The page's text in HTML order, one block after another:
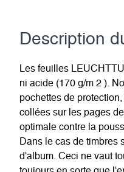
Description
Les feuilles
ni acide (170 g/m 2 ).
pochettes de
collées sur les pages
optimale contre la
Dans le cas de
d'album. Ceci ne vaut